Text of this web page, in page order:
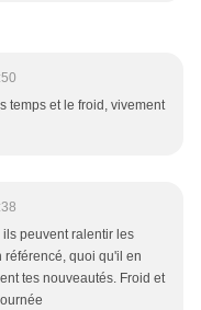
temps et le froid, vivement
peuvent ralentir les
référencé, quoi qu'il en
tes nouveautés. Froid et